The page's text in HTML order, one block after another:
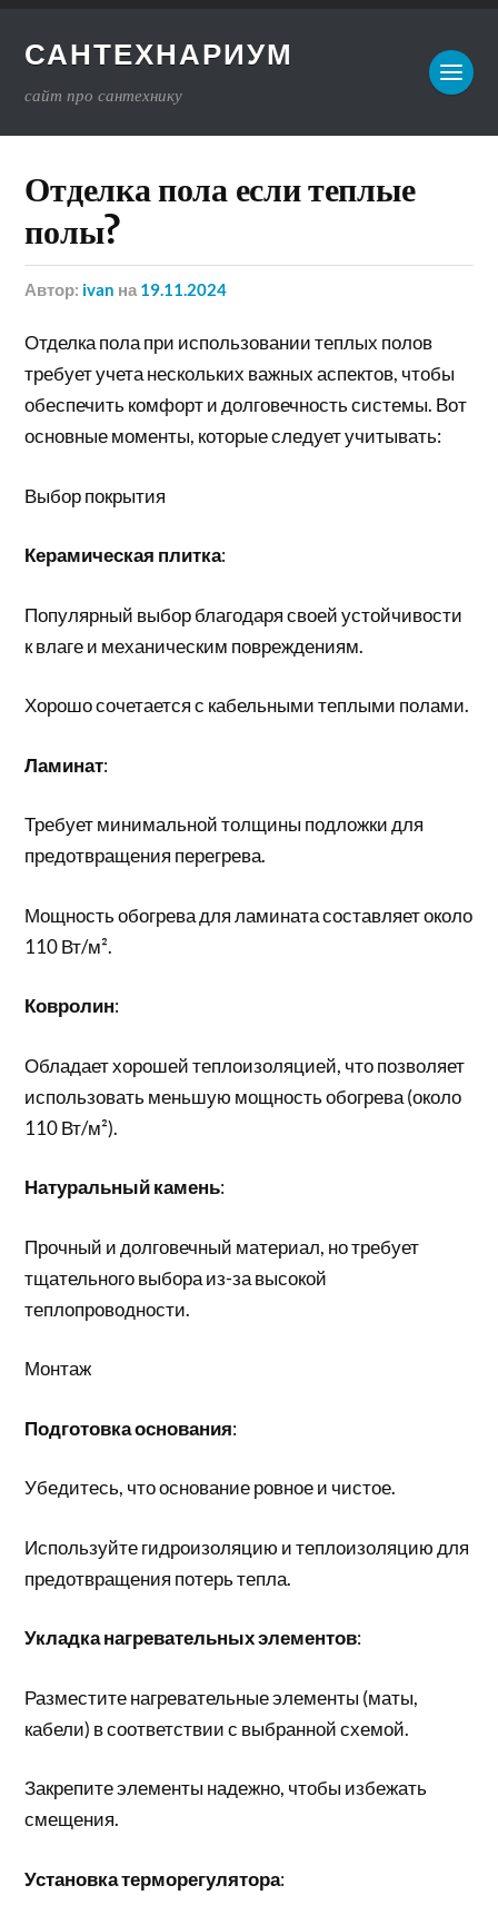
САНТЕХНАРИУМ
сайт про сантехнику
Отделка пола если теплые
полы?
Автор: ivan на 19.11.2024
Отделка пола при использовании теплых полов
требует учета нескольких важных аспектов, чтобы
обеспечить комфорт и долговечность системы. Вот
основные моменты, которые следует учитывать:
Выбор покрытия
Керамическая плитка:
Популярный выбор благодаря своей устойчивости
к влаге и механическим повреждениям.
Хорошо сочетается с кабельными теплыми полами.
Ламинат:
Требует минимальной толщины подложки для
предотвращения перегрева.
Мощность обогрева для ламината составляет около
110 Вт/м².
Ковролин:
Обладает хорошей теплоизоляцией, что позволяет
использовать меньшую мощность обогрева (около
110 Вт/м²).
Натуральный камень:
Прочный и долговечный материал, но требует
тщательного выбора из-за высокой
теплопроводности.
Монтаж
Подготовка основания:
Убедитесь, что основание ровное и чистое.
Используйте гидроизоляцию и теплоизоляцию для
предотвращения потерь тепла.
Укладка нагревательных элементов:
Разместите нагревательные элементы (маты,
кабели) в соответствии с выбранной схемой.
Закрепите элементы надежно, чтобы избежать
смещения.
Установка терморегулятора: